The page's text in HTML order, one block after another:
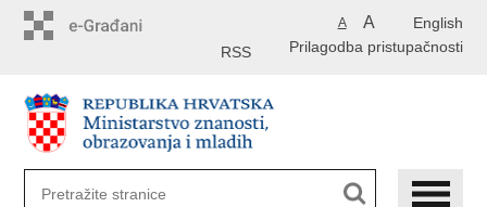
English
A A
Prilagodba pristupačnosti
RSS